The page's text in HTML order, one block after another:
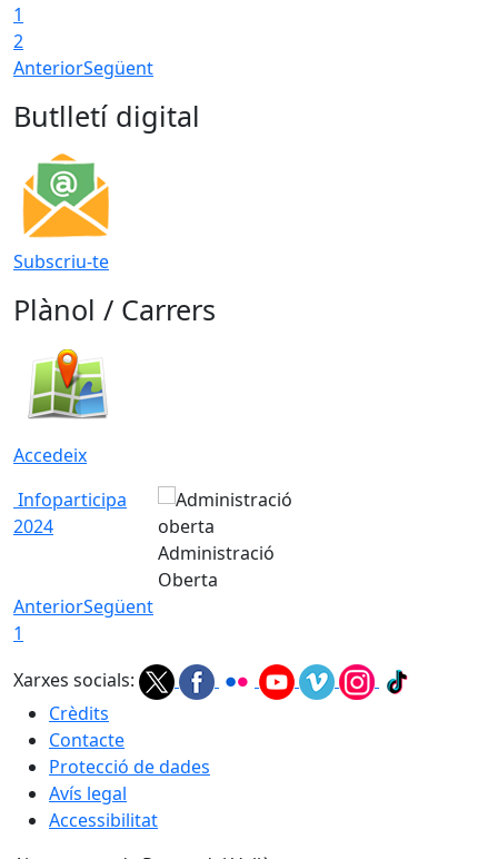
1
2
AnteriorSegüent
Butlletí digital
Subscriu-te
Plànol / Carrers
Accedeix
Infoparticipa
2024
Administració
Oberta
AnteriorSegüent
1
Xarxes socials:
Crèdits
Contacte
Protecció de dades
Avís legal
Accessibilitat